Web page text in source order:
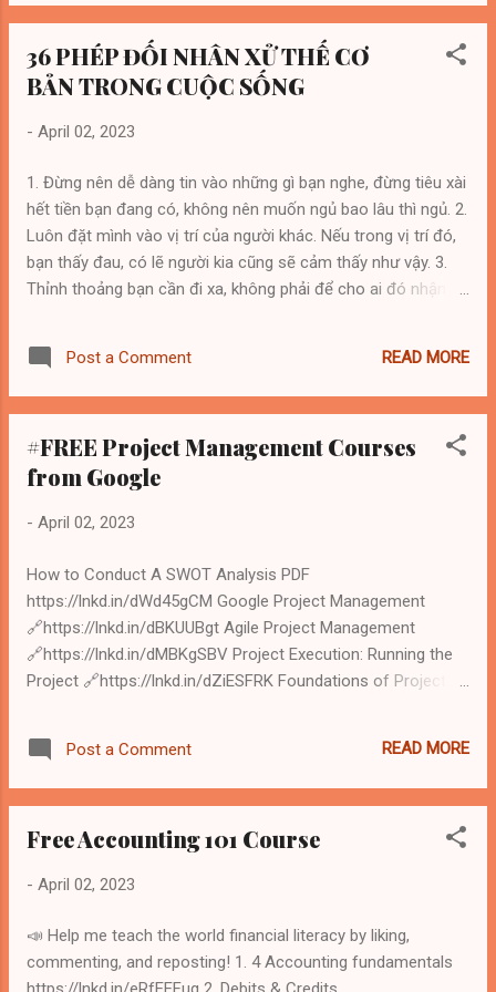
https://lnkd.in/dD2q5vCT 9 The 3 financial statements:
https://lnkd.in/dqZbrBa5 10 Month over Month Dashboard:
Dashboard: https://lnkd.in/dnFP2kA7 12 Retained Earnings:
https://lnkd.in/d74aXQb2 14 10 CEO KPIs dashboard:
https://lnkd.in/dD5jnfmd 15 Forecast revenue with sales
reps: https://lnkd.in/dQ69gjk6 16 Forecast revenue with
digital marketing: https://lnkd.in/dK2PYVqx ...
36 PHÉP ĐỐI NHÂN XỬ THẾ CƠ
BẢN TRONG CUỘC SỐNG
- April 02, 2023
1. Đừng nên dễ dàng tin vào những gì bạn nghe, đừng tiêu xài
hết tiền bạn đang có, không nên muốn ngủ bao lâu thì ngủ. 2.
Luôn đặt mình vào vị trí của người khác. Nếu trong vị trí đó,
bạn thấy đau, có lẽ người kia cũng sẽ cảm thấy như vậy. 3.
Thỉnh thoảng bạn cần đi xa, không phải để cho ai đó nhận ra
giá trị của chính bản thân mình. 4. Trong lòng mỗi người đều
có nhiều cánh cửa, những đau buồn suy nghĩ, đôi khi không
cần thiết phải mở toang cho mọi người cùng thấy. 5. Trở
đổi bất cứ điều gì hay không? 6. Làm người phải tự tin, nhưng
không được tự tin đến mức tự phụ. Làm người nên khiêm
tự tin của mình. 7. Quản lý tốt cái miệng, không nên ăn nói
Bạn bè bạn sẽ không cần bạn phải giải thích gì cả, còn với kẻ
thù thì dù bạn có giải thích bao nhiêu họ c...
Post a Comment READ MORE
#FREE Project Management Courses
from Google
- April 02, 2023
How to Conduct A SWOT Analysis PDF
https://lnkd.in/dWd45gCM Google Project Management
🔗https://lnkd.in/dBKUUBgt Agile Project Management
🔗https://lnkd.in/dMBKgSBV Project Execution: Running the
Project 🔗https://lnkd.in/dZiESFRK Foundations of Project
Project Planning: Putting It All Together 🔗https://lnkd.in/dtD
Post a Comment READ MORE
Free Accounting 101 Course
- April 02, 2023
📣 Help me teach the world financial literacy by liking,
commenting, and reposting! 1. 4 Accounting fundamentals